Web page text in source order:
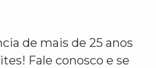
de mais de 25 anos
Fale conosco e se